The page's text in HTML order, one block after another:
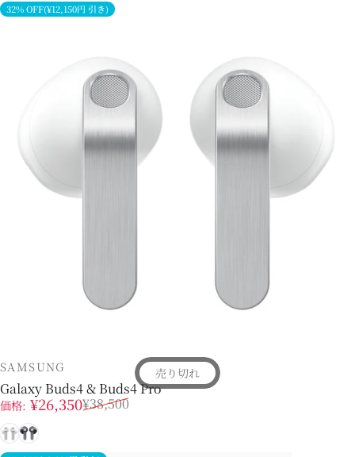
32% OFF(¥12,150円 引き)
売り切れ
販売業者
SAMSUNG
Galaxy Buds4 & Buds4 Pro
販売価格
価格: ¥26,350
通常価格 ¥38,500
ホワイト
ブラック